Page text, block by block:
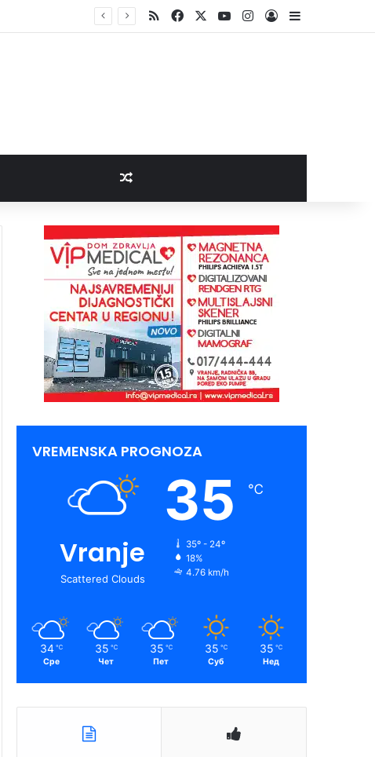
RSSFacebookYouTubeInstagram
Log InSidebar
Random Article
VREMENSKA PROGNOZA
Vranje
Scattered Clouds
35 ℃
35º - 24º
18%
4.76 km/h
34 ℃
Сре
35 ℃
Чет
35 ℃
Пет
35 ℃
Суб
35 ℃
Нед